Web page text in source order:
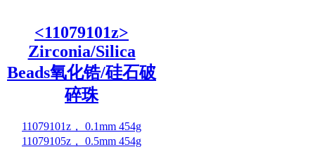
<11079101z>
Zirconia/Silica
Beads氧化锆/硅石破
碎珠
11079101z， 0.1mm 454g
11079105z， 0.5mm 454g